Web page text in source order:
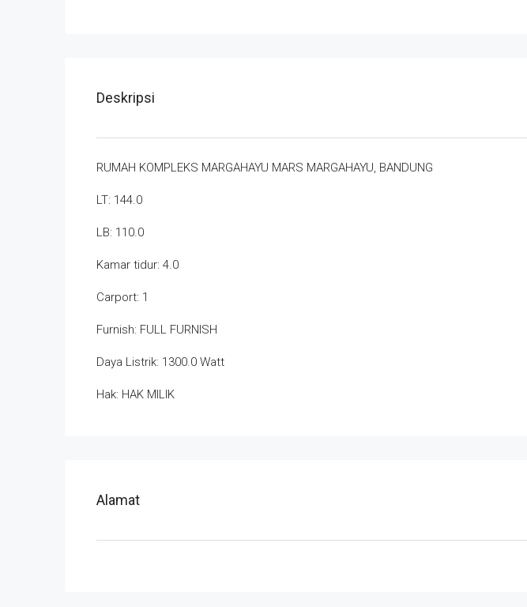
Deskripsi
RUMAH KOMPLEKS MARGAHAYU MARS MARGAHAYU, BANDUNG
LT: 144.0
LB: 110.0
Kamar tidur: 4.0
Carport: 1
Furnish: FULL FURNISH
Daya Listrik: 1300.0 Watt
Hak: HAK MILIK
Alamat